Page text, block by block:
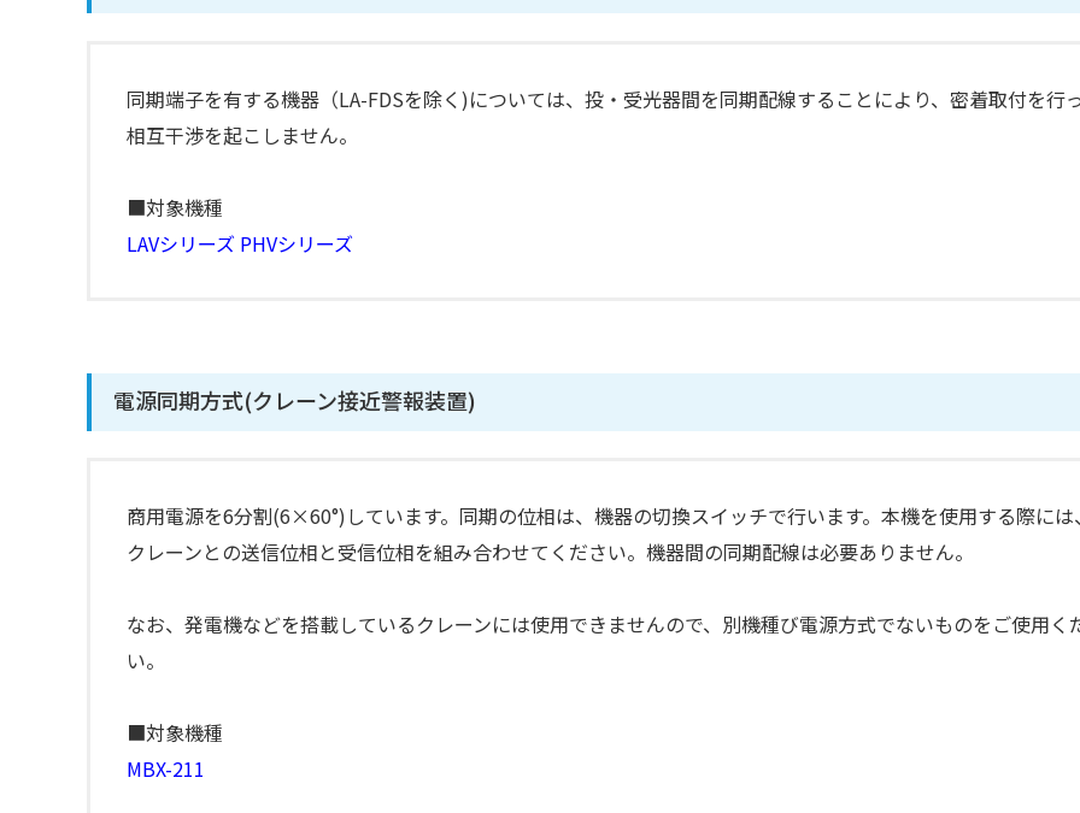
同期端子を有する機器（LA-FDSを除く)については、投・受光器間を同期配線することにより、密着取付を行
相互干渉を起こしません。
■対象機種
LAVシリーズ PHVシリーズ
電源同期方式(クレーン接近警報装置)
商用電源を6分割(6×60°)しています。同期の位相は、機器の切換スイッチで行います。本機を使用する際には
クレーンとの送信位相と受信位相を組み合わせてください。機器間の同期配線は必要ありません。
なお、発電機などを搭載しているクレーンには使用できませんので、別機種び電源方式でないものをご使用く
い。
■対象機種
MBX-211